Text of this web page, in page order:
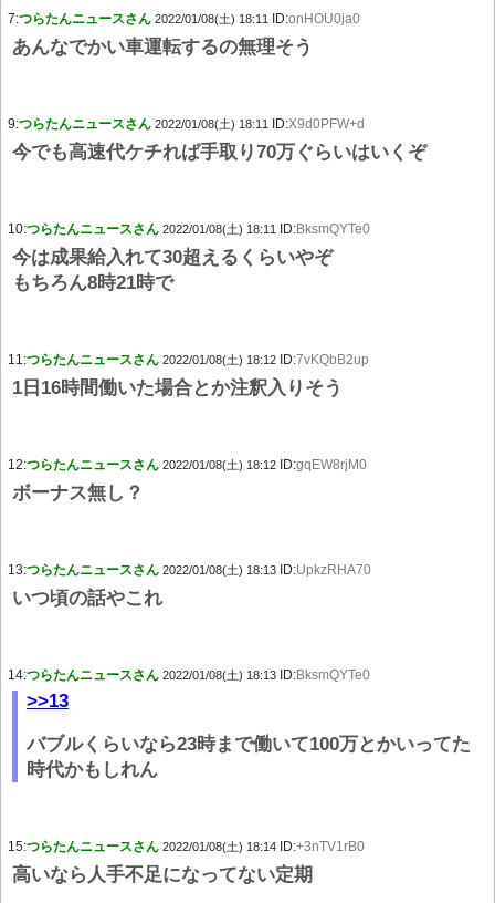
7:つらたんニュースさん 2022/01/08(土) 18:11 ID:onHOU0ja0
あんなでかい車運転するの無理そう
9:つらたんニュースさん 2022/01/08(土) 18:11 ID:X9d0PFW+d
今でも高速代ケチれば手取り70万ぐらいはいくぞ
10:つらたんニュースさん 2022/01/08(土) 18:11 ID:BksmQYTe0
今は成果給入れて30超えるくらいやぞ
もちろん8時21時で
11:つらたんニュースさん 2022/01/08(土) 18:12 ID:7vKQbB2up
1日16時間働いた場合とか注釈入りそう
12:つらたんニュースさん 2022/01/08(土) 18:12 ID:gqEW8rjM0
ボーナス無し？
13:つらたんニュースさん 2022/01/08(土) 18:13 ID:UpkzRHA70
いつ頃の話やこれ
14:つらたんニュースさん 2022/01/08(土) 18:13 ID:BksmQYTe0
>>13
バブルくらいなら23時まで働いて100万とかいってた
時代かもしれん
15:つらたんニュースさん 2022/01/08(土) 18:14 ID:+3nTV1rB0
高いなら人手不足になってない定期